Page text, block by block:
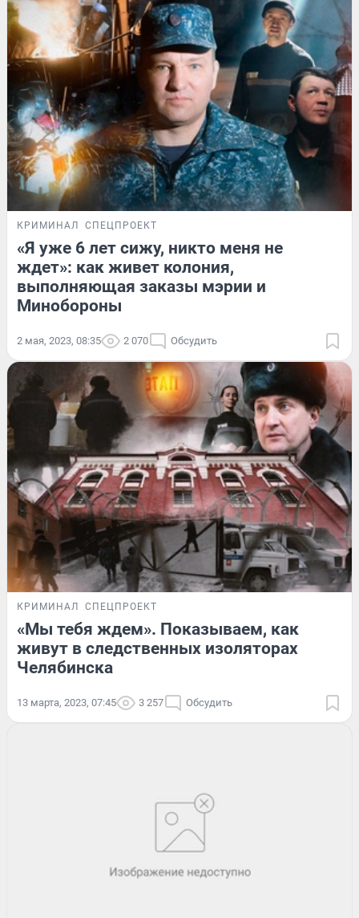
КРИМИНАЛ СПЕЦПРОЕКТ
«Я уже 6 лет сижу, никто меня не
ждет»: как живет колония,
выполняющая заказы мэрии и
Минобороны
2 мая, 2023, 08:35 2 070 Обсудить
КРИМИНАЛ СПЕЦПРОЕКТ
«Мы тебя ждем». Показываем, как
живут в следственных изоляторах
Челябинска
13 марта, 2023, 07:45 3 257 Обсудить